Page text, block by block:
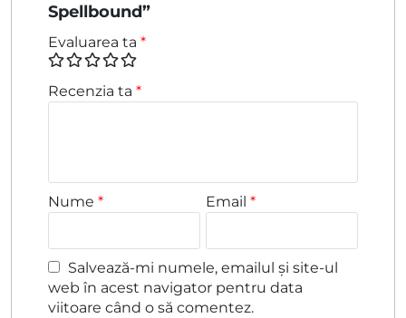
Spellbound”
Evaluarea ta *
Recenzia ta *
Nume * Email*
Salvează-mi numele, emailul și site-ul
web în acest navigator pentru data
viitoare când o să comentez.